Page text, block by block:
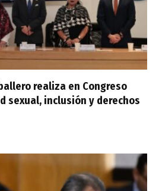
realiza en Congreso
sexual, inclusión y derechos